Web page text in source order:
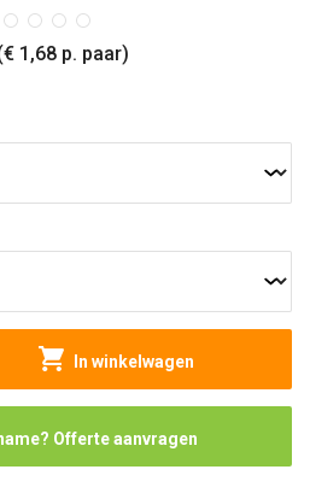
1,68 p. paar)
In winkelwagen
Offerte aanvragen